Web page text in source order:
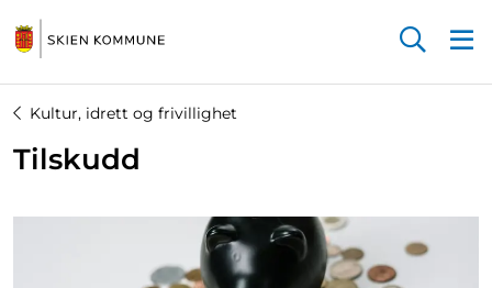
Kultur, idrett og frivillighet
Tilskudd